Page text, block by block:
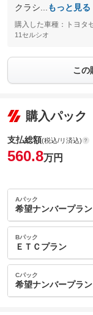
クラシ...
もっと見る
購入した車種：トヨタ
11セルシオ
この
購入パック
支払総額(税込/リ済込)
560.8万円
Aパック
希望ナンバープラン
内：オプシ
ョン価格
(税込)
車両本体価
538万円
Bパック
ＥＴＣプラン
内：オプシ
ョン価格
(税込)
車両本体価
Cパック
希望ナンバープラン